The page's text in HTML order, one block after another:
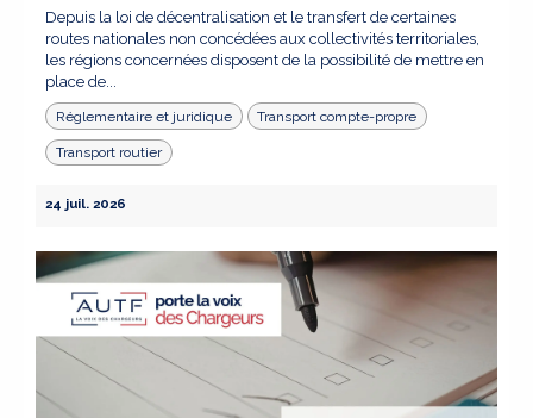
Depuis la loi de décentralisation et le transfert de certaines
routes nationales non concédées aux collectivités territoriales,
les régions concernées disposent de la possibilité de mettre en
place de...
Réglementaire et juridique Transport compte-propre
Transport routier
24 juil. 2026